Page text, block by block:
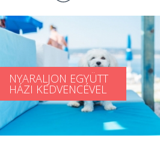
NYARALJON EGYÜTT
HÁZI KEDVENCÉVEL